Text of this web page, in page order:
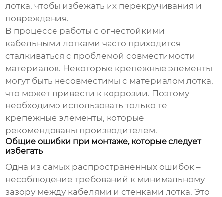
лотка, чтобы избежать их перекручивания и
повреждения.
В процессе работы с огнестойкими
кабельными лотками часто приходится
сталкиваться с проблемой совместимости
материалов. Некоторые крепежные элементы
могут быть несовместимы с материалом лотка,
что может привести к коррозии. Поэтому
необходимо использовать только те
крепежные элементы, которые
рекомендованы производителем.
Общие ошибки при монтаже, которые следует
избегать
Одна из самых распространенных ошибок –
несоблюдение требований к минимальному
зазору между кабелями и стенками лотка. Это